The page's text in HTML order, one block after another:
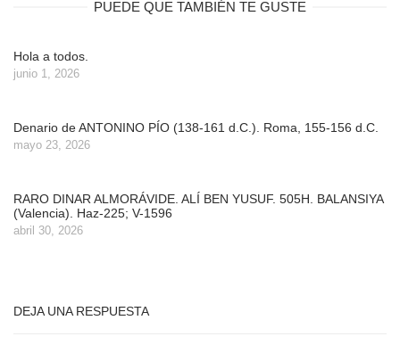
PUEDE QUE TAMBIÉN TE GUSTE
Hola a todos.
junio 1, 2026
Denario de ANTONINO PÍO (138-161 d.C.). Roma, 155-156 d.C.
mayo 23, 2026
RARO DINAR ALMORÁVIDE. ALÍ BEN YUSUF. 505H. BALANSIYA
(Valencia). Haz-225; V-1596
abril 30, 2026
DEJA UNA RESPUESTA